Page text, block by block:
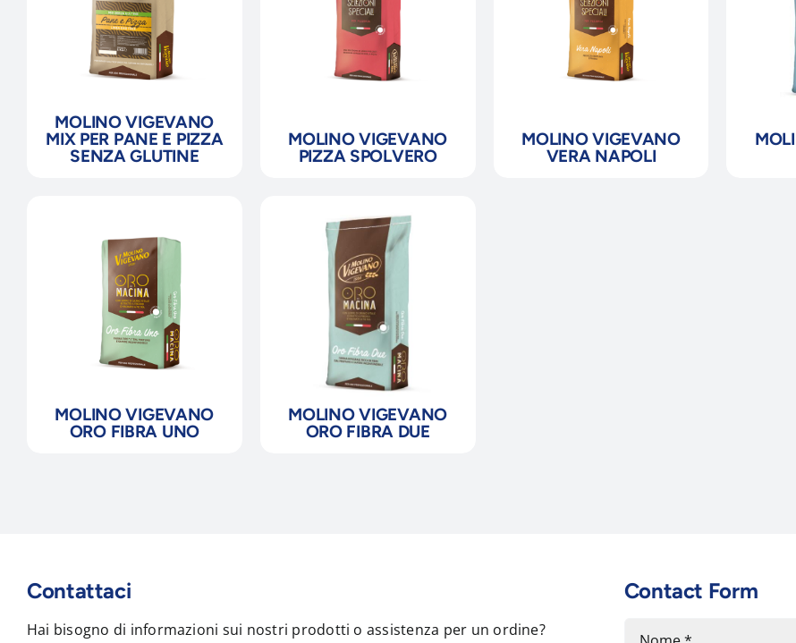
MOLINO VIGEVANO
MIX PER PANE E PIZZA
SENZA GLUTINE
MOLINO VIGEVANO
PIZZA SPOLVERO
MOLINO VIGEVANO
VERA NAPOLI
MOLINO VIGEVANO
ORO FIBRA UNO
MOLINO VIGEVANO
ORO FIBRA DUE
Contattaci
Hai bisogno di informazioni sui nostri prodotti o assistenza per un ordine?
Contact Form